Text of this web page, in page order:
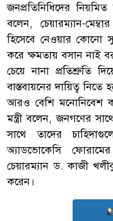
জনপ্রতিনিধিদের
বলেন, চেয়ারম্যান-
হিসেবে নেওয়ার
করে ক্ষমতায় বসান নাই
চেয়ে নানা প্রতিশ্রুতি
বাস্তবায়নের দায়িত্ব
আরও বেশি মনোনিবেশ
মন্ত্রী বলেন, জনগণের
সাথে তাদের
অ্যাডভোকেসি
চেয়ারম্যান ড. কাজী
করেন।